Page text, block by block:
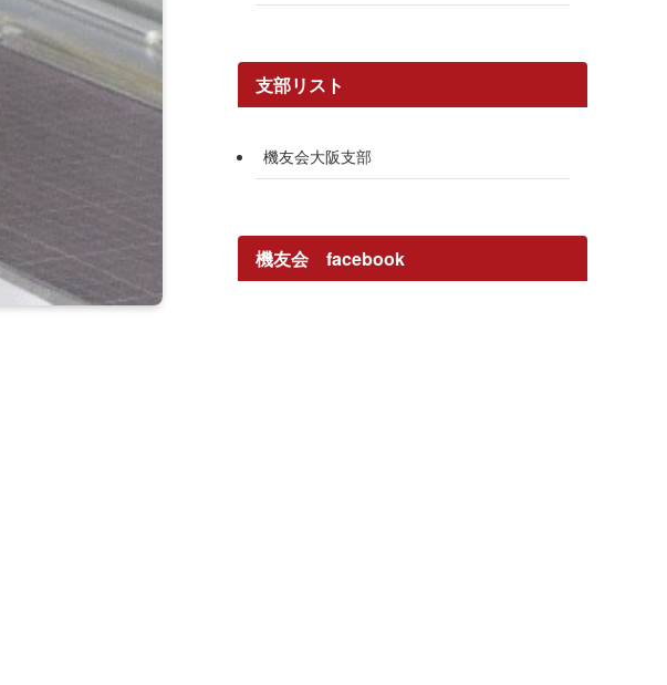
支部リスト
機友会大阪支部
機友会 facebook